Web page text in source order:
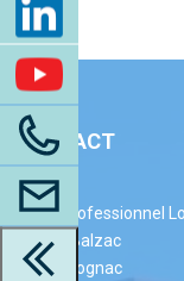
CONTACT
Lycée Professionnel
27 Rue Balzac
16100 Cognac